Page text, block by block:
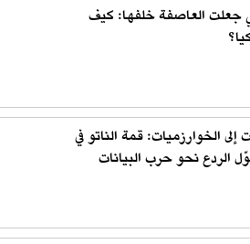
جعلت العاصفة خلفها: كيف
إلى الخوارزميات: قمة الناتو في
الردع نحو حرب البيانات